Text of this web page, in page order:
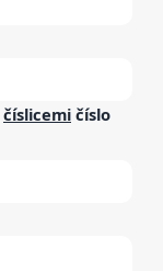
číslicemi číslo